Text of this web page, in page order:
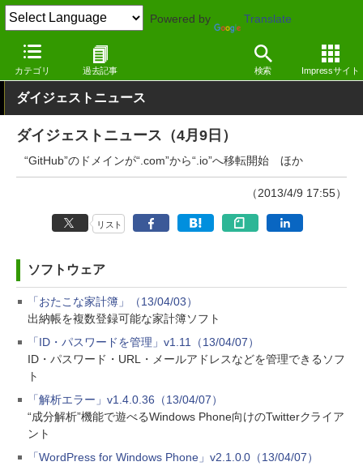
Powered by Translate
カテゴリ 過去記事 検索 Impressサイト
窓の杜 その他の話題 アップデート
ダイジェストニュース
ダイジェストニュース（4月9日）
“GitHub”のドメインが“.com”から“.io”へ移転開始 ほか
（2013/4/9 17:55）
リスト
ソフトウェア
「おたこな家計簿」（13/04/03）
出納帳を複数登録可能な家計簿ソフト
「ID・パスワードを管理」v1.11（13/04/07）
ID・パスワード・URL・メールアドレスなどを管理できるソフ
ト
「解析エラー」v1.4.0.36（13/04/07）
“成分解析”機能で遊べるWindows Phone向けのTwitterクライア
ント
「WordPress for Windows Phone」v2.1.0.0（13/04/07）